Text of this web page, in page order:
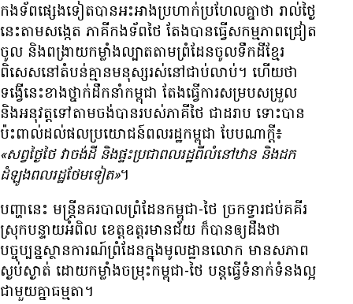
កងទ័ព​ផ្សេង​ទៀត​បាន​អះអាង​ប្រហាក់​ប្រហែល​គ្នា​ថា រាល់​ថ្ងៃ​
នេះ​តាម​សង្កេត ភាគី​កងទ័ព​ថៃ តែង​បាន​ធ្វើ​សកម្មភាព​ជ្រៀត​
ចូល និង​ពង្រាយ​កម្លាំង​ល្បាត​តាម​ព្រំដែន​ចូល​ទឹកដី​ខ្មែរ
ពិសេស​នៅ​តំបន់​គ្មាន​មនុស្ស​រស់នៅ​ជាប់​លាប់។ ហើយ​ថា
ទង្វើ​នេះ​ខាង​ថ្នាក់​ដឹកនាំ​កម្ពុជា តែង​ធ្វើ​ការ​សម្រប​សម្រួល
និង​អនុវត្ត​ទៅ​តាម​ចង់​បាន​របស់​ភាគី​ថៃ ជា​ដរាប ទោះ​បាន​
ប៉ះពាល់​ដល់​ផល​ប្រយោជន៍​ពលរដ្ឋ​កម្ពុជា បែប​ណា​ក្តី៖
«សព្វថ្ងៃ​ថៃ វា​ចង់​ដី និង​ផ្ទះ​ប្រជាពលរដ្ឋ​ពី​លំនៅឋាន និង​ដក​
ដំឡូង​ពលរដ្ឋ​ថែម​ទៀត»។
បញ្ហា​នេះ មន្ត្រី​នគរបាល​ព្រំដែន​កម្ពុជា-ថៃ ច្រក​ទ្វារ​ជប់គគីរ
ស្រុក​បន្ទាយអំពិល ខេត្ត​ឧត្តរមានជ័យ ក៏​បាន​ឲ្យ​ដឹង​ថា
បច្ចុប្បន្ន​ស្ថានការណ៍​ព្រំដែន​ក្នុង​មូលដ្ឋាន​លោក មាន​សភាព​
ស្ងប់ស្ងាត់ ដោយ​កម្លាំង​ចម្រុះ​កម្ពុជា-ថៃ បន្ត​ធ្វើ​ទំនាក់​ទំនង​ល្អ​
ជាមួយ​គ្នា​ធម្មតា។